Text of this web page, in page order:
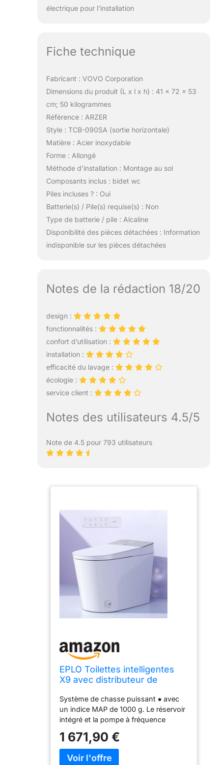
électrique pour l’installation
Fiche technique
Fabricant : VOVO Corporation
Dimensions du produit (L x l x h) : 41 x 72 x 53
cm; 50 kilogrammes
Référence : ARZER
Style : TCB-090SA (sortie horizontale)
Matière : Acier inoxydable
Forme : Allongé
Méthode d’installation : Montage au sol
Composants inclus : bidet wc
Piles incluses ? : Oui
Batterie(s) / Pile(s) requise(s) : Non
Type de batterie / pile : Alcaline
Disponibilité des pièces détachées : Information
indisponible sur les pièces détachées
Notes de la rédaction 18/20
design :
fonctionnalités :
confort d’utilisation :
installation :
efficacité du lavage :
écologie :
service client :
Notes des utilisateurs 4.5/5
Note de 4.5 pour 793 utilisateurs
EPLO Toilettes intelligentes
X9 avec distributeur de
automatique, hauteur confort
ADA, chasse d'eau
automatique, chasse d'eau
occultante, siège chauffant,
bidet allongé en
Système de chasse puissant ● avec
un indice MAP de 1000 g. Le réservoir
intégré et la pompe à fréquence
stable et silencieux. Par rapport aux
toilettes intelligentes classiques qui
nécessitent 12 à 25 secondes pour
1 671,90 €